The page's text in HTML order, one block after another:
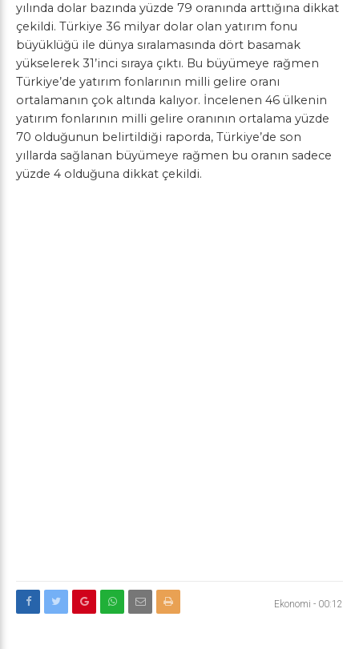
yılında dolar bazında yüzde 79 oranında arttığına dikkat
çekildi. Türkiye 36 milyar dolar olan yatırım fonu
büyüklüğü ile dünya sıralamasında dört basamak
yükselerek 31’inci sıraya çıktı. Bu büyümeye rağmen
Türkiye’de yatırım fonlarının milli gelire oranı
ortalamanın çok altında kalıyor. İncelenen 46 ülkenin
yatırım fonlarının milli gelire oranının ortalama yüzde
70 olduğunun belirtildiği raporda, Türkiye’de son
yıllarda sağlanan büyümeye rağmen bu oranın sadece
yüzde 4 olduğuna dikkat çekildi.
Ekonomi - 00:12